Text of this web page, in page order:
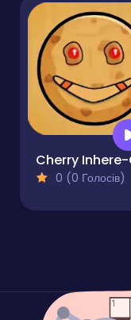
0 (0 Голосів)